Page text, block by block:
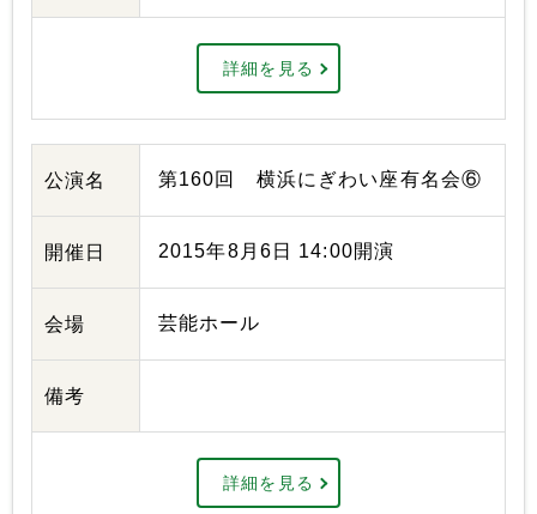
詳細を見る
公演名 第160回 横浜にぎわい座有名会⑥
開催日 2015年8月6日 14:00開演
会場 芸能ホール
備考
詳細を見る